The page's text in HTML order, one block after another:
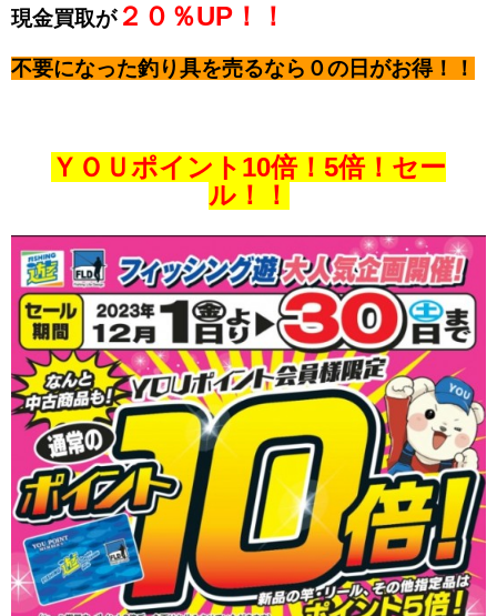
現金買取が２０％UP！！
不要になった釣り具を売るなら０の日がお得！！
ＹＯＵポイント10倍！5倍！セー
ル！！